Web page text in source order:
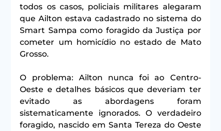
todos os casos, policiais militares alegaram
que Ailton estava cadastrado no sistema do
Smart Sampa como foragido da Justiça por
cometer um homicídio no estado de Mato
Grosso.
O problema: Ailton nunca foi ao Centro-
Oeste e detalhes básicos que deveriam ter
evitado as abordagens foram
sistematicamente ignorados. O verdadeiro
foragido, nascido em Santa Tereza do Oeste